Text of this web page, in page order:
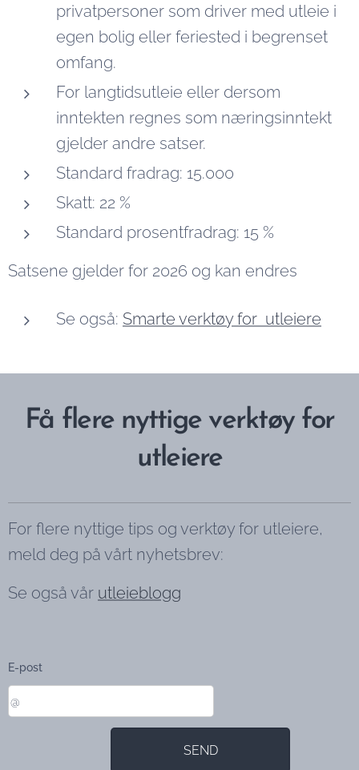
privatpersoner som driver med utleie i
egen bolig eller feriested i begrenset
omfang.
For langtidsutleie eller dersom
inntekten regnes som næringsinntekt
gjelder andre satser.
Standard fradrag: 15.000
Skatt: 22 %
Standard prosentfradrag: 15 %
Satsene gjelder for 2026 og kan endres
Se også: Smarte verktøy for utleiere
Få flere nyttige verktøy for
utleiere
For flere nyttige tips og verktøy for utleiere,
meld deg på vårt nyhetsbrev:
Se også vår utleieblogg
E-post
SEND